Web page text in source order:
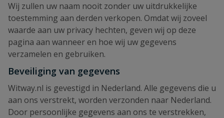
Wij zullen uw naam nooit zonder uw uitdrukkelijke
toestemming aan derden verkopen. Omdat wij zoveel
waarde aan uw privacy hechten, geven wij op deze
pagina aan wanneer en hoe wij uw gegevens
verzamelen en gebruiken.
Beveiliging van gegevens
Witway.nl is gevestigd in Nederland. Alle gegevens die u
aan ons verstrekt, worden verzonden naar Nederland.
Door persoonlijke gegevens aan ons te verstrekken,